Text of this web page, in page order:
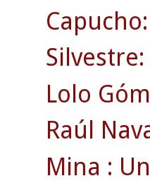
Lolo
Raúl
Mina :